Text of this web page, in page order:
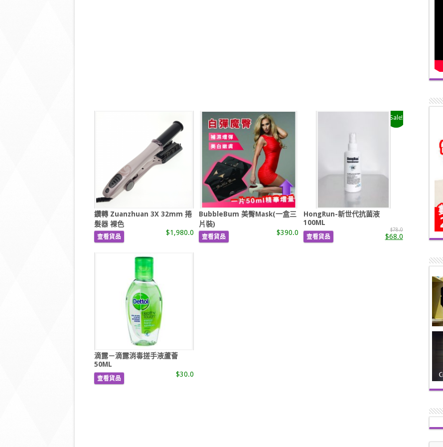
鑽轉 Zuanzhuan 3X 32mm 捲
髮器 裸色
$1,980.0
查看貨品
BubbleBum 美臀Mask(一盒三
片裝)
$390.0
查看貨品
Sale!
HongRun-新世代抗菌液
100ML
$78.0
$68.0
查看貨品
滴露－滴露消毒搓手液蘆薈
50ML
$30.0
查看貨品